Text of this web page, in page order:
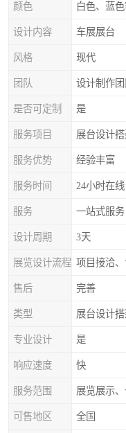
颜色 白色、蓝
设计内容 车展展台
风格 现代
团队 设计制作团
是否可定制 是
服务项目 展台设计
服务优势 经验丰富
服务时间 24小时在线
服务 一站式服务
设计周期 3天
展览设计流程
售后 完善
类型 展台设计
专业设计 是
响应速度 快
服务范围 展览展示
可售地区 全国